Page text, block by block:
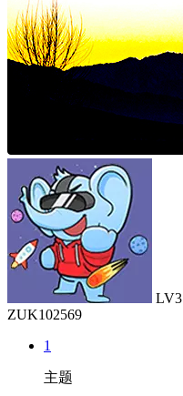
LV3
ZUK102569
1
主题